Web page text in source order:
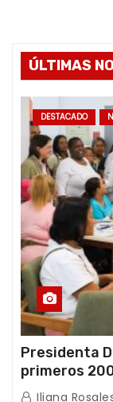
ÚLTIMAS
DESTACADO
Presidenta
primeros
de los
Iliana